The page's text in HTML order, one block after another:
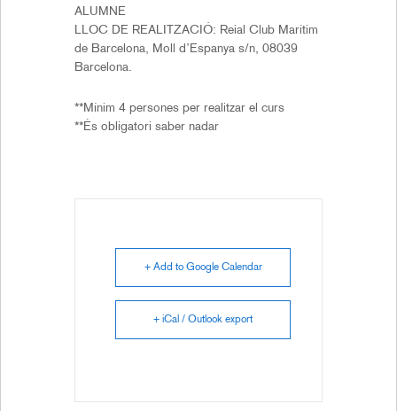
ALUMNE
LLOC DE REALITZACIÓ: Reial Club Marítim
de Barcelona, Moll d’Espanya s/n, 08039
Barcelona.
**Mínim 4 persones per realitzar el curs
**És obligatori saber nadar
+ Add to Google Calendar
+ iCal / Outlook export